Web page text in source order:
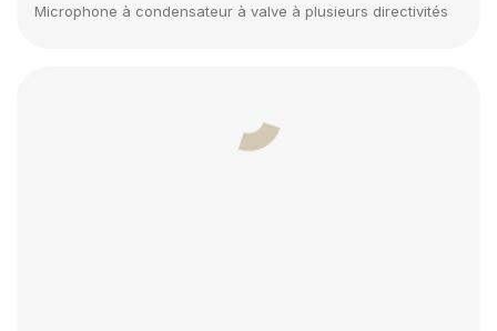
Microphone à condensateur à valve à plusieurs directivités